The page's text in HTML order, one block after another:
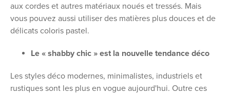
aux cordes et autres matériaux noués et tressés. Mais
vous pouvez aussi utiliser des matières plus douces et de
délicats coloris pastel.
Le « shabby chic » est la nouvelle tendance déco
Les styles déco modernes, minimalistes, industriels et
rustiques sont les plus en vogue aujourd'hui. Outre ces